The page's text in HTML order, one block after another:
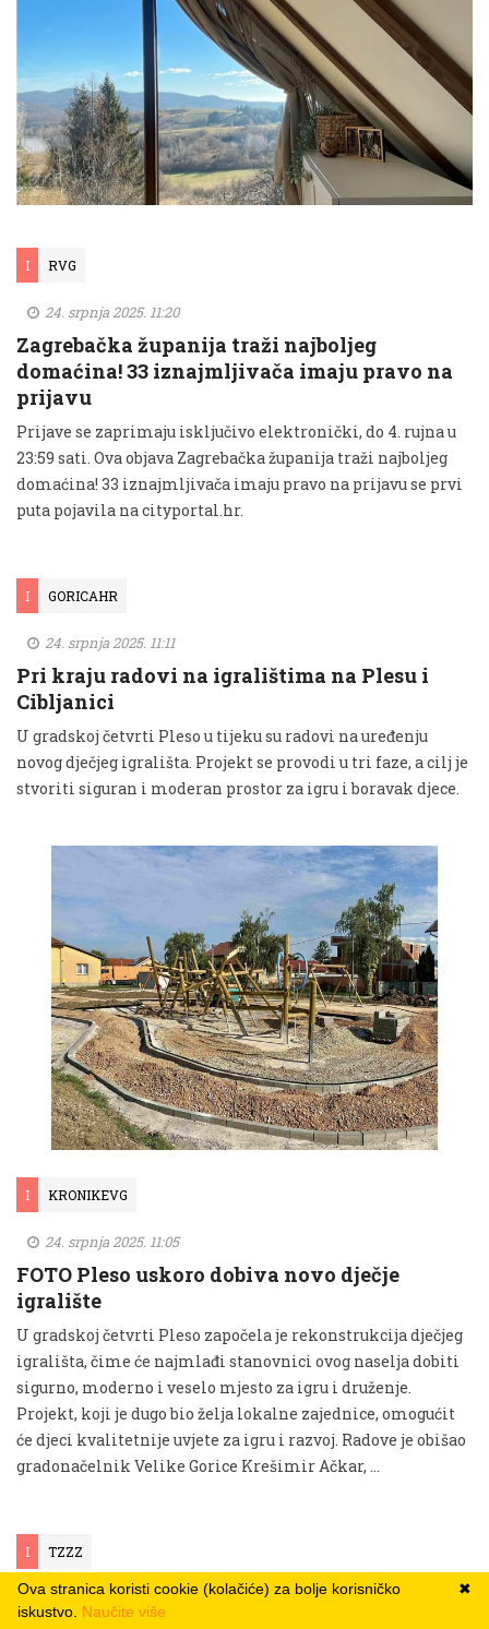
I RVG
24. srpnja 2025. 11:20
Zagrebačka županija traži najboljeg
domaćina! 33 iznajmljivača imaju pravo na
prijavu
Prijave se zaprimaju isključivo elektronički, do 4. rujna u
23:59 sati. Ova objava Zagrebačka županija traži najboljeg
domaćina! 33 iznajmljivača imaju pravo na prijavu se prvi
puta pojavila na cityportal.hr.
I GORICAHR
24. srpnja 2025. 11:11
Pri kraju radovi na igralištima na Plesu i
Cibljanici
U gradskoj četvrti Pleso u tijeku su radovi na uređenju
novog dječjeg igrališta. Projekt se provodi u tri faze, a cilj je
stvoriti siguran i moderan prostor za igru i boravak djece.
I KRONIKEVG
24. srpnja 2025. 11:05
FOTO Pleso uskoro dobiva novo dječje
igralište
U gradskoj četvrti Pleso započela je rekonstrukcija dječjeg
igrališta, čime će najmlađi stanovnici ovog naselja dobiti
sigurno, moderno i veselo mjesto za igru i druženje.
Projekt, koji je dugo bio želja lokalne zajednice, omogućit
će djeci kvalitetnije uvjete za igru i razvoj. Radove je obišao
gradonačelnik Velike Gorice Krešimir Ačkar, …
I TZZZ
24. srpnja 2025. 11:03 ✖
Ova stranica koristi cookie (kolačiće) za bolje korisničko
iskustvo. Naučite više